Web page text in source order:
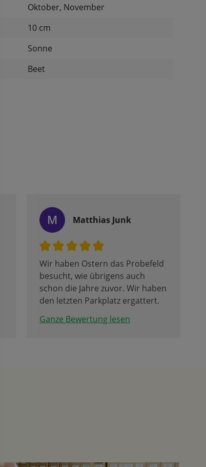
Oktober, November
10 cm
Sonne
Beet
M Matthias Junk
Wir haben Ostern das Probefeld
besucht, wie übrigens auch
schon die Jahre zuvor. Wir haben
den letzten Parkplatz ergattert.
Denn an bei diesem sonnigen
Feiertag ist der Andrang
bestellen, als man eigentlich
Ganze Bewertung lesen